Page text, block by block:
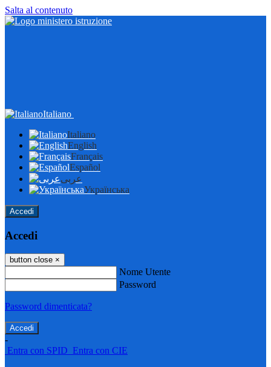
Salta al contenuto
Italiano
Italiano
English
Français
Español
عربى
Українська
Accedi
Accedi
button close ×
Nome Utente
Password
Password dimenticata?
-
Entra con SPID Entra con CIE